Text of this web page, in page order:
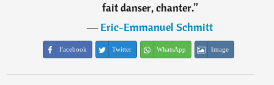
fait danser, chanter.”
―Eric-Emmanuel Schmitt
Facebook Twitter WhatsApp Image